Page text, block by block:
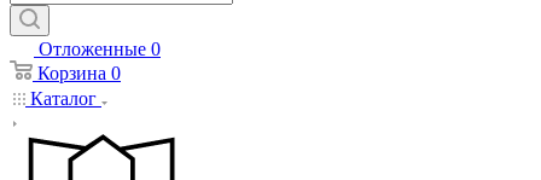
Отложенные 0
Корзина 0
Каталог